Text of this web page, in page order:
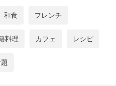
和食 フレンチ
料理 カフェ レシピ